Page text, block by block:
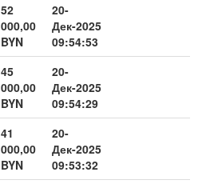
52
000,00
BYN
20-
Дек-2025
09:54:53
45
000,00
BYN
20-
Дек-2025
09:54:29
41
000,00
BYN
20-
Дек-2025
09:53:32